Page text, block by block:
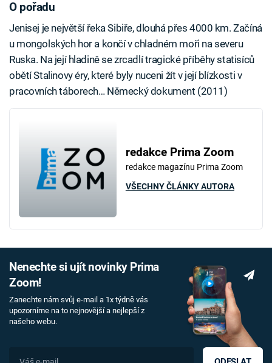
O pořadu
Jenisej je největší řeka Sibiře, dlouhá přes 4000 km. Začíná
u mongolských hor a končí v chladném moři na severu
Ruska. Na její hladině se zrcadlí tragické příběhy statisíců
obětí Stalinovy éry, které byly nuceni žít v její blízkosti v
pracovních táborech… Německý dokument (2011)
redakce Prima Zoom
redakce magazínu Prima Zoom
VŠECHNY ČLÁNKY AUTORA
Nenechte si ujít novinky Prima
Zoom!
Zanechte nám svůj e-mail a 1x týdně vás
upozorníme na to nejnovější a nejlepší z
našeho webu.